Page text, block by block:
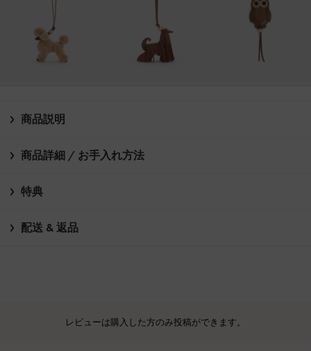
商品説明
商品詳細 / お手入れ方法
特典
配送 & 返品
レビューは購入した方のみ投稿ができます。